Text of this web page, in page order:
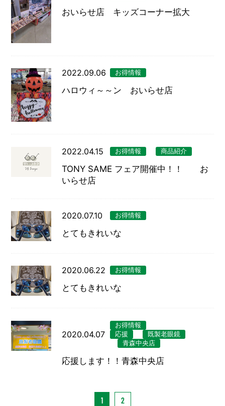
おいらせ店 キッズコーナー拡大
2022.09.06 お得情報
ハロウィ～～ン おいらせ店
2022.04.15 お得情報 商品紹介
TONY SAME フェア開催中！！ お
いらせ店
2020.07.10 お得情報
とてもきれいな
2020.06.22 お得情報
とてもきれいな
2020.04.07
お得情報
応援
既製老眼鏡
青森中央店
応援します！！青森中央店
1 2